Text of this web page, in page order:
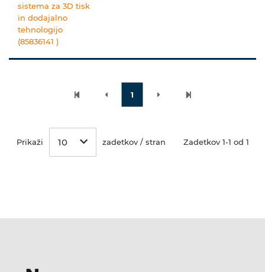
sistema za 3D tisk
in dodajalno
tehnologijo
(85836141 )
1
Prikaži 10 zadetkov / stran Zadetkov 1-1 od 1